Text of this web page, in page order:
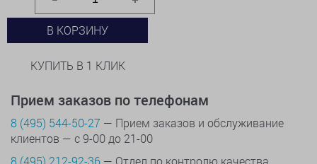
В КОРЗИНУ
КУПИТЬ В 1 КЛИК
Прием заказов по телефонам
8 (495) 544-50-27 — Прием заказов и обслуживание
клиентов — с 9-00 до 21-00
8 (495) 212-92-36 — Отдел по контролю качества